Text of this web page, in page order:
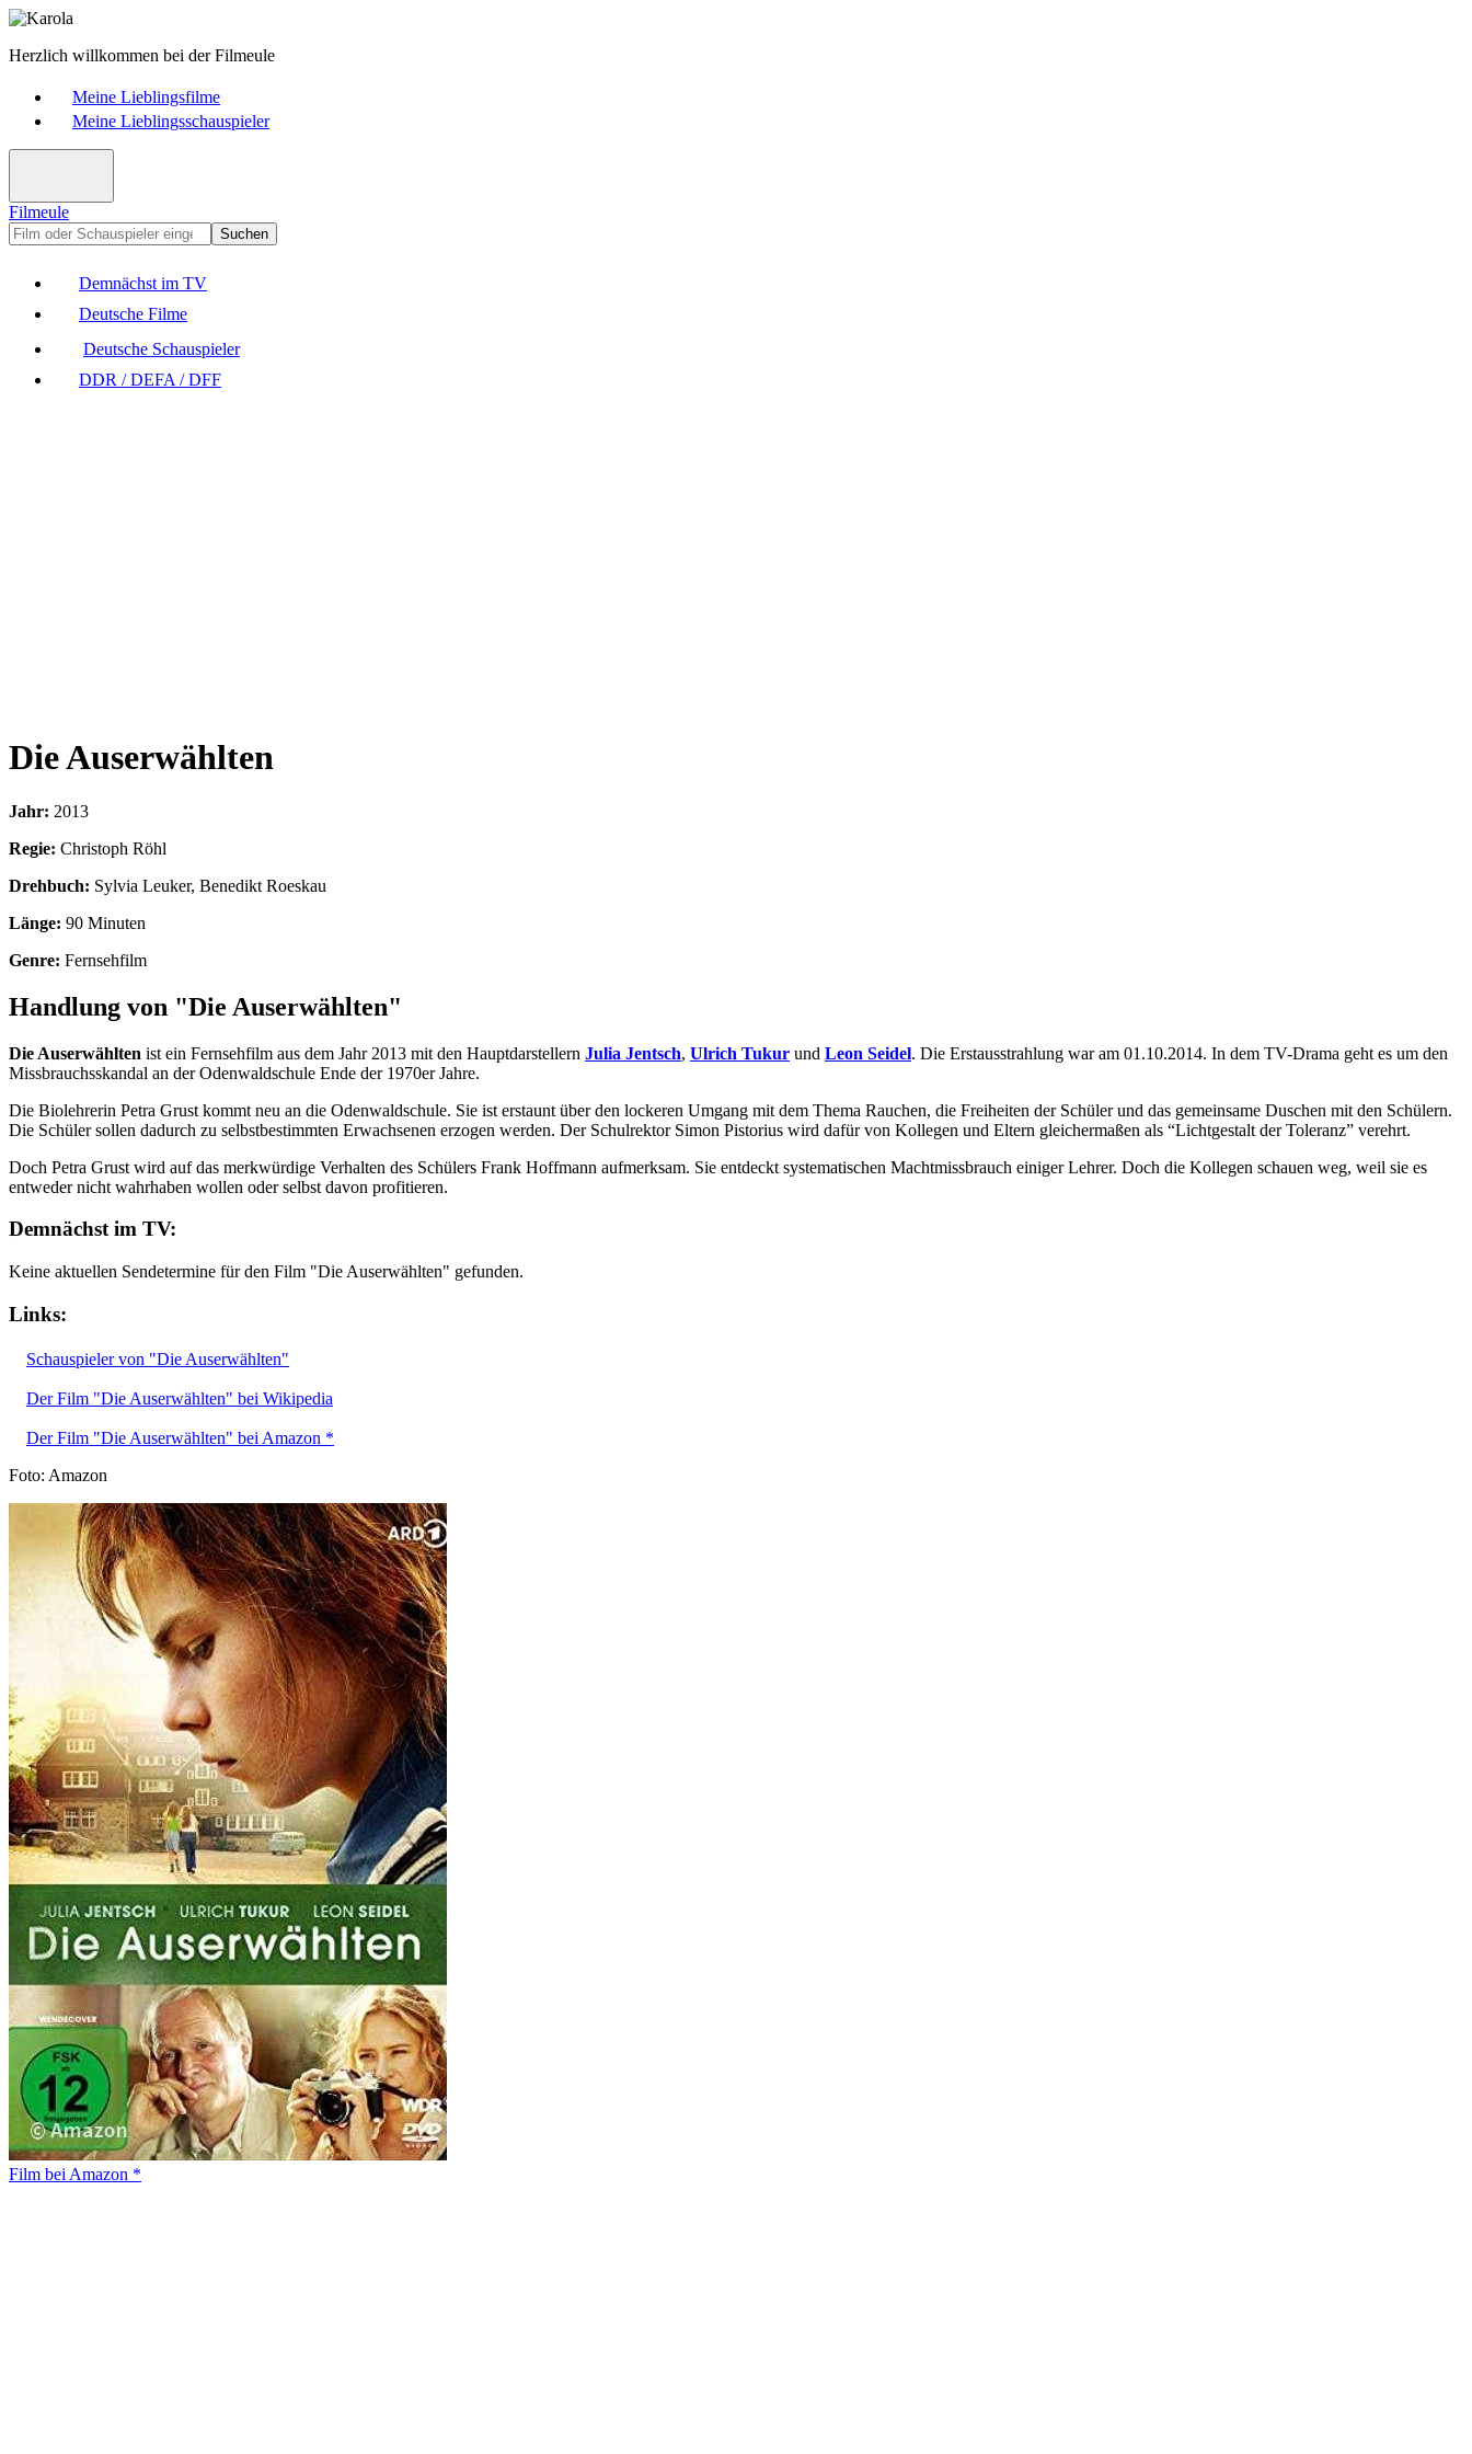
Herzlich willkommen bei der Filmeule
Meine Lieblingsfilme
Meine Lieblingsschauspieler
Filmeule
Suchen
Demnächst im TV
Deutsche Filme
Deutsche Schauspieler
DDR / DEFA / DFF
Die Auserwählten
Jahr: 2013
Regie: Christoph Röhl
Drehbuch: Sylvia Leuker, Benedikt Roeskau
Länge: 90 Minuten
Genre: Fernsehfilm
Handlung von "Die Auserwählten"
Die Auserwählten ist ein Fernsehfilm aus dem Jahr 2013 mit den Hauptdarstellern Julia Jentsch, Ulrich Tukur und Leon Seidel. Die Erstausstrahlung war am 01.10.2014. In dem TV-Drama geht es um den
Missbrauchsskandal an der Odenwaldschule Ende der 1970er Jahre.
Die Biolehrerin Petra Grust kommt neu an die Odenwaldschule. Sie ist erstaunt über den lockeren Umgang mit dem Thema Rauchen, die Freiheiten der Schüler und das gemeinsame Duschen mit den Schülern.
Die Schüler sollen dadurch zu selbstbestimmten Erwachsenen erzogen werden. Der Schulrektor Simon Pistorius wird dafür von Kollegen und Eltern gleichermaßen als “Lichtgestalt der Toleranz” verehrt.
Doch Petra Grust wird auf das merkwürdige Verhalten des Schülers Frank Hoffmann aufmerksam. Sie entdeckt systematischen Machtmissbrauch einiger Lehrer. Doch die Kollegen schauen weg, weil sie es
entweder nicht wahrhaben wollen oder selbst davon profitieren.
Demnächst im TV:
Keine aktuellen Sendetermine für den Film "Die Auserwählten" gefunden.
Links:
Schauspieler von "Die Auserwählten"
Der Film "Die Auserwählten" bei Wikipedia
Der Film "Die Auserwählten" bei Amazon *
Foto: Amazon
Film bei Amazon *